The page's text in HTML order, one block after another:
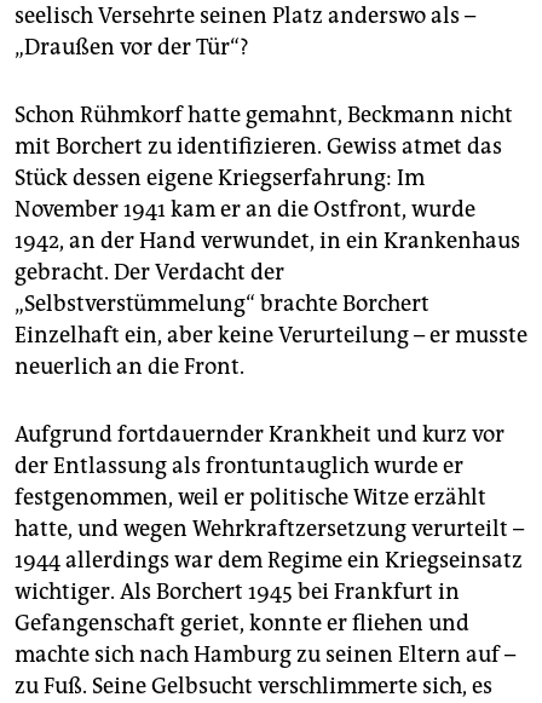
seelisch Versehrte seinen Platz anderswo als –
„Draußen vor der Tür“?
Schon Rühmkorf hatte gemahnt, Beckmann nicht
mit Borchert zu identifizieren. Gewiss atmet das
Stück dessen eigene Kriegserfahrung: Im
November 1941 kam er an die Ostfront, wurde
1942, an der Hand verwundet, in ein Krankenhaus
gebracht. Der Verdacht der
„Selbstverstümmelung“ brachte Borchert
Einzelhaft ein, aber keine Verurteilung – er musste
neuerlich an die Front.
Aufgrund fortdauernder Krankheit und kurz vor
der Entlassung als frontuntauglich wurde er
festgenommen, weil er politische Witze erzählt
hatte, und wegen Wehrkraftzersetzung verurteilt –
1944 allerdings war dem Regime ein Kriegsein­satz
wichtiger. Als Borchert 1945 bei Frankfurt in
Gefangenschaft geriet, konnte er fliehen und
machte sich nach Hamburg zu seinen Eltern auf –
zu Fuß. Seine Gelbsucht verschlimmerte sich, es